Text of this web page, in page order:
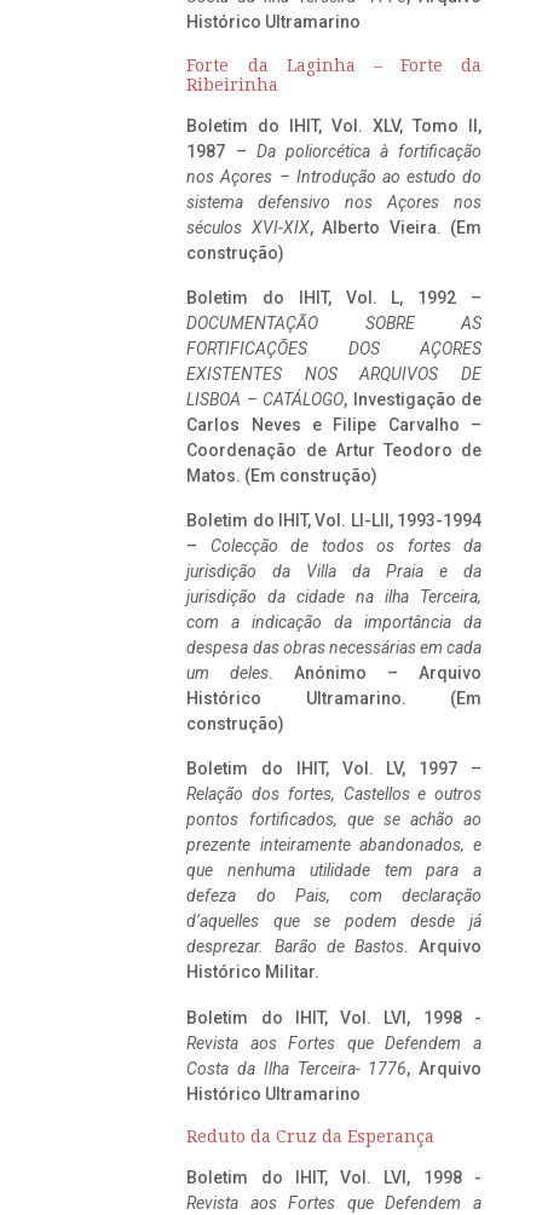
Histórico Ultramarino
Forte da Laginha – Forte da
Ribeirinha
Boletim do IHIT, Vol. XLV, Tomo II,
1987 – Da poliorcética à fortificação
nos Açores – Introdução ao estudo do
sistema defensivo nos Açores nos
séculos XVI-XIX, Alberto Vieira. (Em
construção)
Boletim do IHIT, Vol. L, 1992 –
DOCUMENTAÇÃO SOBRE AS
FORTIFICAÇÕES DOS AÇORES
EXISTENTES NOS ARQUIVOS DE
LISBOA – CATÁLOGO, Investigação de
Carlos Neves e Filipe Carvalho –
Coordenação de Artur Teodoro de
Matos. (Em construção)
Boletim do IHIT, Vol. LI-LII, 1993-1994
– Colecção de todos os fortes da
jurisdição da Villa da Praia e da
jurisdição da cidade na ilha Terceira,
com a indicação da importância da
despesa das obras necessárias em cada
um deles. Anónimo – Arquivo
Histórico Ultramarino. (Em
construção)
Boletim do IHIT, Vol. LV, 1997 –
Relação dos fortes, Castellos e outros
pontos fortificados, que se achão ao
prezente inteiramente abandonados, e
que nenhuma utilidade tem para a
defeza do Pais, com declaração
d’aquelles que se podem desde já
desprezar. Barão de Bastos. Arquivo
Histórico Militar.
Boletim do IHIT, Vol. LVI, 1998 -
Revista aos Fortes que Defendem a
Costa da Ilha Terceira- 1776, Arquivo
Histórico Ultramarino
Reduto da Cruz da Esperança
Boletim do IHIT, Vol. LVI, 1998 -
Revista aos Fortes que Defendem a